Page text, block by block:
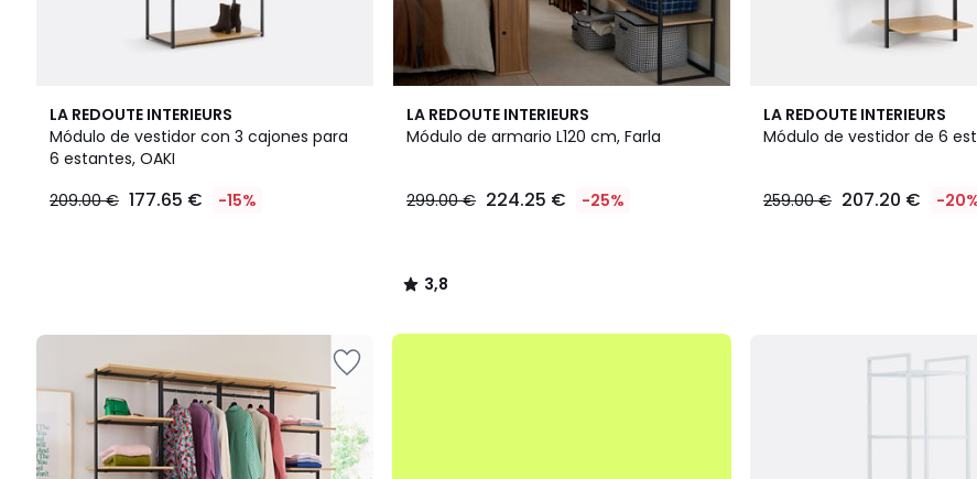
LA REDOUTE INTERIEURS
Módulo de vestidor con 3 cajones para
6 estantes, OAKI
€
15%
aplicado.
209.00 € 177.65 € -15%
LA REDOUTE INTERIEURS
Módulo de armario L120 cm, Farla
299.00 € 224.25 € -25%
3,8
/ 5
3,8
/
LA REDOUTE INTERIEURS
Módulo de vestidor de 6
259.00 € 207.20 € -
.